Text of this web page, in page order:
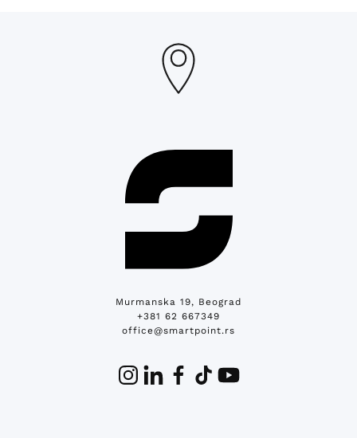
Murmanska 19, Beograd
+381 62 667349
office@smartpoint.rs